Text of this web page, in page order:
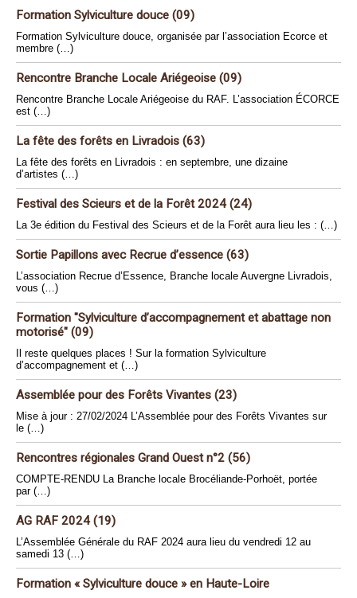
Formation Sylviculture douce (09)
Formation Sylviculture douce, organisée par l’association Ecorce et
membre (…)
Rencontre Branche Locale Ariégeoise (09)
Rencontre Branche Locale Ariégeoise du RAF. L’association ÉCORCE
est (…)
La fête des forêts en Livradois (63)
La fête des forêts en Livradois : en septembre, une dizaine
d’artistes (…)
Festival des Scieurs et de la Forêt 2024 (24)
La 3e édition du Festival des Scieurs et de la Forêt aura lieu les : (…)
Sortie Papillons avec Recrue d’essence (63)
L’association Recrue d’Essence, Branche locale Auvergne Livradois,
vous (…)
Formation "Sylviculture d’accompagnement et abattage non
motorisé" (09)
Il reste quelques places ! Sur la formation Sylviculture
d’accompagnement et (…)
Assemblée pour des Forêts Vivantes (23)
Mise à jour : 27/02/2024 L’Assemblée pour des Forêts Vivantes sur
le (…)
Rencontres régionales Grand Ouest n°2 (56)
COMPTE-RENDU La Branche locale Brocéliande-Porhoët, portée
par (…)
AG RAF 2024 (19)
L’Assemblée Générale du RAF 2024 aura lieu du vendredi 12 au
samedi 13 (…)
Formation « Sylviculture douce » en Haute-Loire